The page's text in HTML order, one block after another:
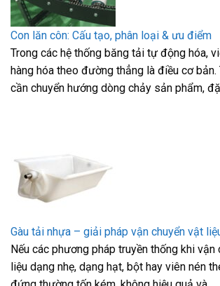
Con lăn côn: Cấu tạo, phân loại & ưu điểm
Trong các hệ thống băng tải tự động hóa,
hàng hóa theo đường thẳng là điều cơ bản.
cần chuyển hướng dòng chảy sản phẩm,
Gàu tải nhựa – giải pháp vận chuyển vật
Nếu các phương pháp truyền thống khi vận
liệu dạng nhẹ, dạng hạt, bột hay viên nén